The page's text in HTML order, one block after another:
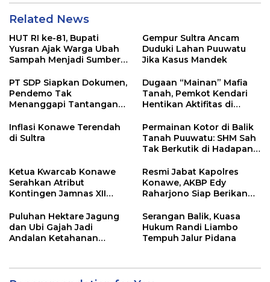
Related News
HUT RI ke-81, Bupati
Yusran Ajak Warga Ubah
Sampah Menjadi Sumber
Gempur Sultra Ancam
Duduki Lahan Puuwatu
Jika Kasus Mandek
PT SDP Siapkan Dokumen,
Pendemo Tak
Menanggapi Tantangan
Dugaan “Mainan” Mafia
Tanah, Pemkot Kendari
Hentikan Aktifitas di
Inflasi Konawe Terendah
di Sultra
Permainan Kotor di Balik
Tanah Puuwatu: SHM Sah
Tak Berkutik di Hadapan
Ketua Kwarcab Konawe
Serahkan Atribut
Kontingen Jamnas XII
Resmi Jabat Kapolres
Konawe, AKBP Edy
Raharjono Siap Berikan
Puluhan Hektare Jagung
dan Ubi Gajah Jadi
Andalan Ketahanan
Serangan Balik, Kuasa
Hukum Randi Liambo
Tempuh Jalur Pidana